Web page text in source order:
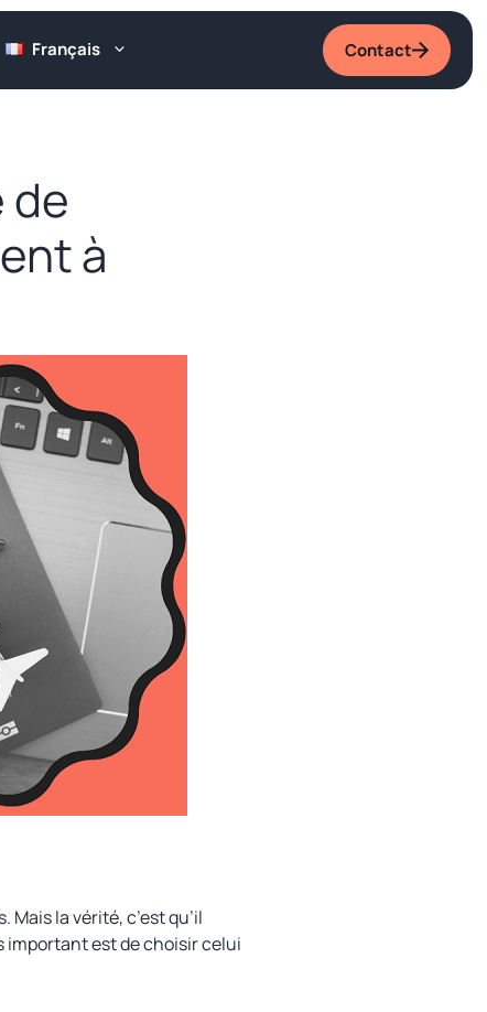
Français Contact
de
à
la vérité, c’est qu’il
important est de choisir celui